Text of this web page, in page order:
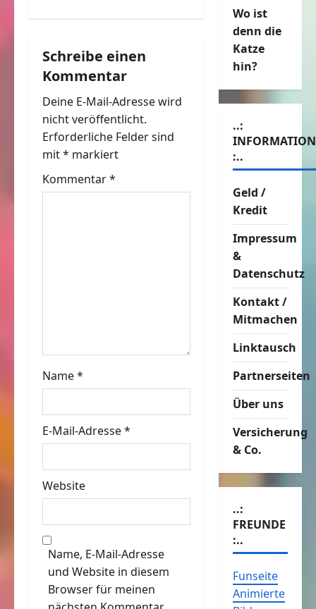
a
g
s
n
a
v
i
o
n
Schreibe einen
Kommentar
Deine E-Mail-Adresse wird
nicht veröffentlicht.
Erforderliche Felder sind
mit* markiert
Kommentar*
Name*
E-Mail-Adresse*
Website
Name, E-Mail-Adresse
und Website in diesem
Browser für meinen
Wo ist
denn die
Katze
hin?
..:
:..
Geld /
Kredit
Impressum
&
Datenschutz
Kontakt /
Mitmachen
Linktausch
Partnerseiten
Über uns
Versicherung
& Co.
..:
FREUNDE
:..
Funseite
Animierte